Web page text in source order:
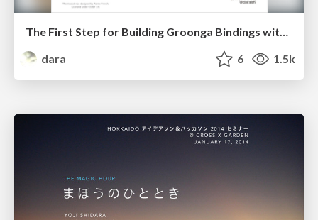
The First Step for Building Groonga Bindings with Golang
dara
6 1.5k